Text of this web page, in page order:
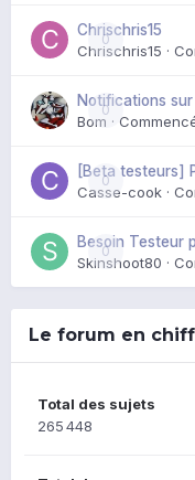
0
Chrischris15
Chrischris15 ·
0
Notifications sur
Bom ·
0
[Beta testeurs]
Casse-cook ·
0
Besoin Testeur
Skinshoot80 ·
Le forum en
Total des sujets
265 448